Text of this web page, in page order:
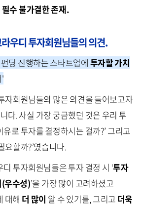
수 불가결한 존재.
우디 투자회원님들의 의견.
펀딩 진행하는 스타트업에 투자할 가치
'
자회원님들의 많은 의견을 들어보고자
다. 사실 가장 궁금했던 것은 우리 투
유로 투자를 결정하시는 걸까?’ 그리고
요할까?’였습니다.
투자회원님들은 투자 결정 시 ‘투자
우수성)’을 가장 많이 고려하셨고
대해 더 많이 알 수 있기를, 그리고 더욱